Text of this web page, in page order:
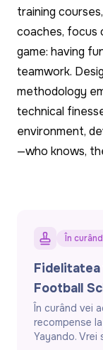
training
coaches, focus
game: having
teamwork.
methodology
technical
environment,
—who knows,
În curând
Fidelitatea
Football
În curând vei
recompense
Yayando. Vrei